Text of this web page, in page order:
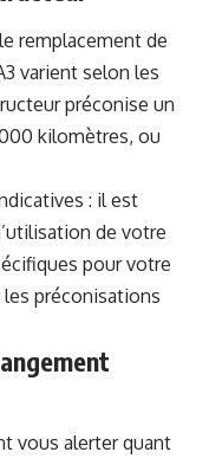
remplacement de
varient selon les
préconise un
kilomètres, ou
: il est
de votre
pour votre
les préconisations
vous alerter quant